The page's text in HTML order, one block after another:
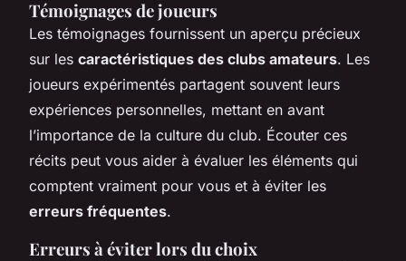
Témoignages de joueurs
Les témoignages fournissent un aperçu précieux
sur les caractéristiques des clubs amateurs. Les
joueurs expérimentés partagent souvent leurs
expériences personnelles, mettant en avant
l’importance de la culture du club. Écouter ces
récits peut vous aider à évaluer les éléments qui
comptent vraiment pour vous et à éviter les
erreurs fréquentes.
Erreurs à éviter lors du choix